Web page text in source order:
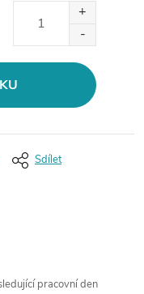
Sdílet
pracovní den